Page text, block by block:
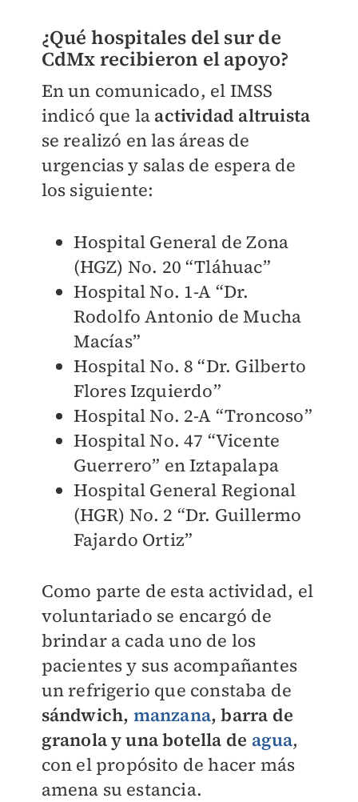
¿Qué hospitales del sur de
CdMx recibieron el apoyo?
En un comunicado, el IMSS
indicó que la actividad altruista
se realizó en las áreas de
urgencias y salas de espera de
los siguiente:
Hospital General de Zona
(HGZ) No. 20 “Tláhuac”
Hospital No. 1-A “Dr.
Rodolfo Antonio de Mucha
Macías”
Hospital No. 8 “Dr. Gilberto
Flores Izquierdo”
Hospital No. 2-A “Troncoso”
Hospital No. 47 “Vicente
Guerrero” en Iztapalapa
Hospital General Regional
(HGR) No. 2 “Dr. Guillermo
Fajardo Ortiz”
Como parte de esta actividad, el
voluntariado se encargó de
brindar a cada uno de los
pacientes y sus acompañantes
un refrigerio que constaba de
sándwich, manzana, barra de
granola y una botella de agua,
con el propósito de hacer más
amena su estancia.